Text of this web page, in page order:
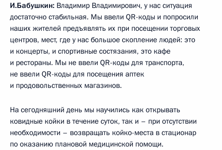
И.Бабушкин: Владимир Владимирович, у нас ситуация
достаточно стабильная. Мы ввели QR-коды и попросили
наших жителей предъявлять их при посещении торговых
центров, мест, где у нас большое скопление людей: это
и концерты, и спортивные состязания, это кафе
и рестораны. Мы не ввели QR-коды для транспорта,
не ввели QR-коды для посещения аптек
и продовольственных магазинов.
На сегодняшний день мы научились как открывать
ковидные койки в течение суток, так и – при отсутствии
необходимости – возвращать койко-места в стационар
по оказанию плановой медицинской помощи.